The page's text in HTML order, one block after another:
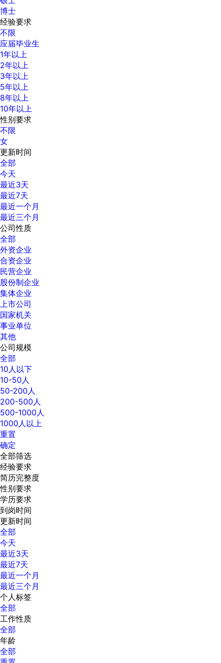
博士
经验要求
不限
应届毕业生
1年以上
2年以上
3年以上
5年以上
8年以上
10年以上
性别要求
不限
女
更新时间
全部
今天
最近3天
最近7天
最近一个月
最近三个月
公司性质
全部
外资企业
合资企业
民营企业
股份制企业
集体企业
上市公司
国家机关
事业单位
其他
公司规模
全部
10人以下
10-50人
50-200人
200-500人
500-1000人
1000人以上
重置
确定
全部筛选
经验要求
简历完整度
性别要求
学历要求
到岗时间
更新时间
全部
今天
最近3天
最近7天
最近一个月
最近三个月
个人标签
全部
工作性质
全部
年龄
全部